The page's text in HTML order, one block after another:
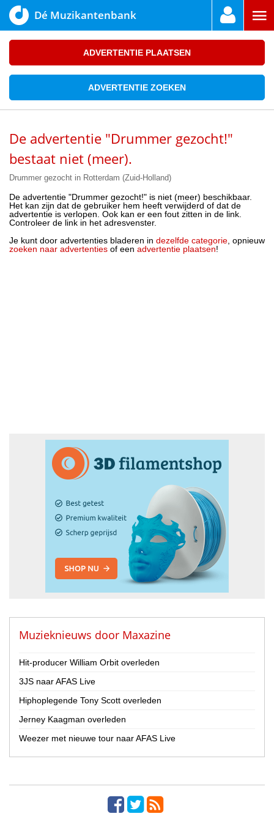
Dé Muzikantenbank
ADVERTENTIE PLAATSEN
ADVERTENTIE ZOEKEN
De advertentie "Drummer gezocht!"
bestaat niet (meer).
Drummer gezocht in Rotterdam (Zuid-Holland)
De advertentie "Drummer gezocht!" is niet (meer) beschikbaar.
Het kan zijn dat de gebruiker hem heeft verwijderd of dat de
advertentie is verlopen. Ook kan er een fout zitten in de link.
Controleer de link in het adresvenster.
Je kunt door advertenties bladeren in dezelfde categorie , opnieuw
zoeken naar advertenties of een advertentie plaatsen!
Muzieknieuws door Maxazine
Hit-producer William Orbit overleden
3JS naar AFAS Live
Hiphoplegende Tony Scott overleden
Jerney Kaagman overleden
Weezer met nieuwe tour naar AFAS Live